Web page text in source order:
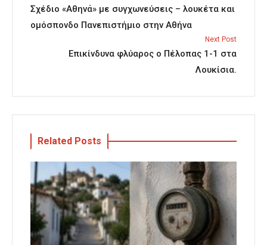
Σχέδιο «Αθηνά» με συγχωνεύσεις – λουκέτα και
ομόσπονδο Πανεπιστήμιο στην Αθήνα
Next Post
Επικίνδυνα φλύαρος ο Πέλοπας 1-1 στα
Λουκίσια.
Related Posts